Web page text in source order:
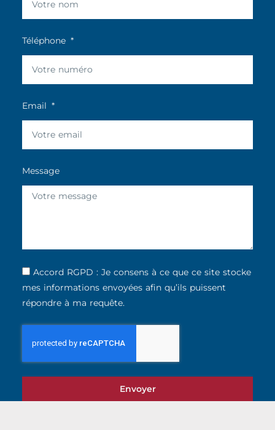
Téléphone
Email
Message
Accord RGPD : Je consens à ce que ce site stocke
mes informations envoyées afin qu’ils puissent
répondre à ma requête.
Envoyer